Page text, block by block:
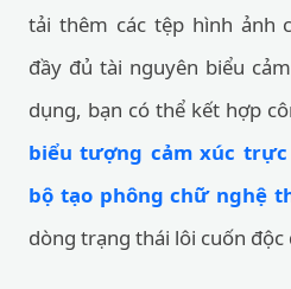
tải thêm các tệp hình ảnh
đầy đủ tài nguyên biểu
dụng, bạn có thể kết hợp
biểu tượng cảm xúc
bộ tạo phông chữ nghệ
dòng trạng thái lôi cuốn độc